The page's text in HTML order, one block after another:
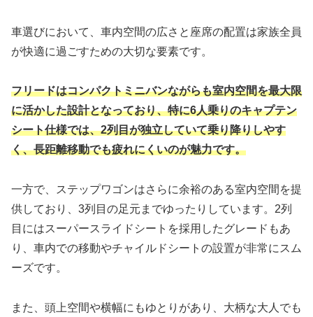
車選びにおいて、車内空間の広さと座席の配置は家族全員
が快適に過ごすための大切な要素です。
フリードはコンパクトミニバンながらも室内空間を最大限
に活かした設計となっており、特に6人乗りのキャプテン
シート仕様では、2列目が独立していて乗り降りしやす
く、長距離移動でも疲れにくいのが魅力です。
一方で、ステップワゴンはさらに余裕のある室内空間を提
供しており、3列目の足元までゆったりしています。2列
目にはスーパースライドシートを採用したグレードもあ
り、車内での移動やチャイルドシートの設置が非常にスム
ーズです。
また、頭上空間や横幅にもゆとりがあり、大柄な大人でも